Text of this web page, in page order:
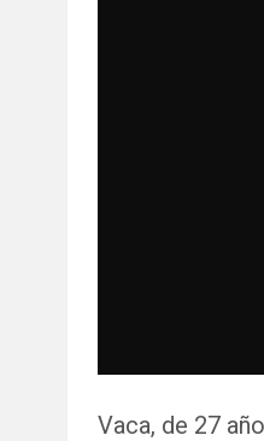
Vaca, de 27